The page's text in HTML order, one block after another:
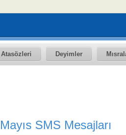
Atasözleri Deyimler
SMS Mesajları